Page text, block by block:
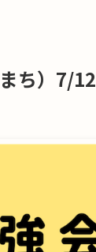
ち）7/12